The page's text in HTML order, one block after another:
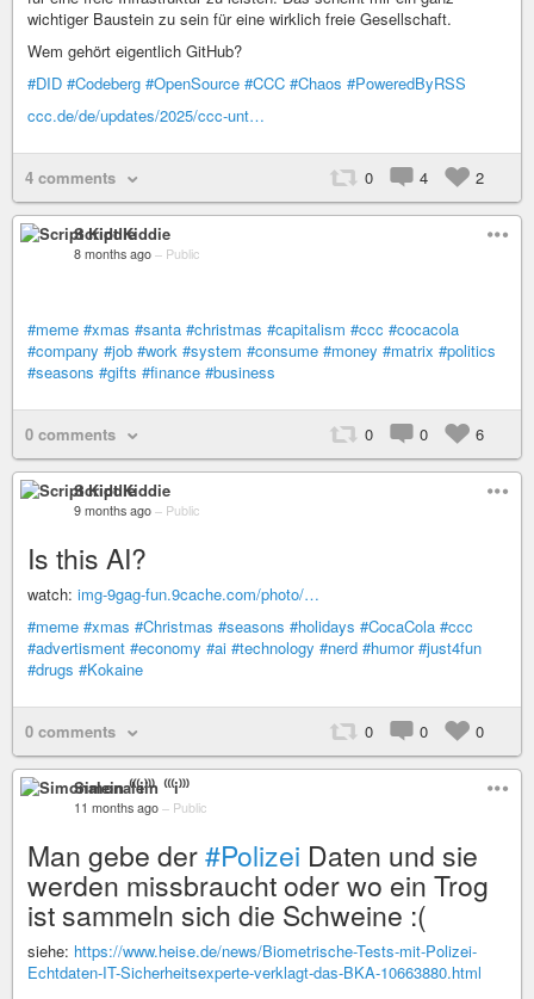
wichtiger Baustein zu sein für eine wirklich freie Gesellschaft.
Wem gehört eigentlich GitHub?
#DID #Codeberg #OpenSource #CCC #Chaos #PoweredByRSS
ccc.de/de/updates/2025/ccc-unt…
4 comments 0 4 2
Script Kiddie
8 months ago – Public
#meme #xmas #santa #christmas #capitalism #ccc #cocacola
#company #job #work #system #consume #money #matrix #politics
#seasons #gifts #finance #business
0 comments 0 0 6
Script Kiddie
9 months ago – Public
Is this AI?
watch: img-9gag-fun.9cache.com/photo/…
#meme #xmas #Christmas #seasons #holidays #CocaCola #ccc
#advertisment #economy #ai #technology #nerd #humor #just4fun
#drugs #Kokaine
0 comments 0 0 0
Simonalein ⁽⁽⁽i⁾⁾⁾
11 months ago – Public
Man gebe der#Polizei Daten und sie
werden missbraucht oder wo ein Trog
ist sammeln sich die Schweine :(
siehe: https://www.heise.de/news/Biometrische-Tests-mit-Polizei-
Echtdaten-IT-Sicherheitsexperte-verklagt-das-BKA-10663880.html